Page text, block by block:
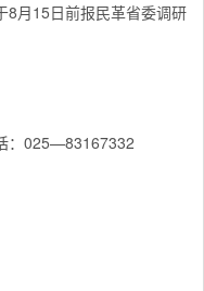
8月15日前报民革省委调研